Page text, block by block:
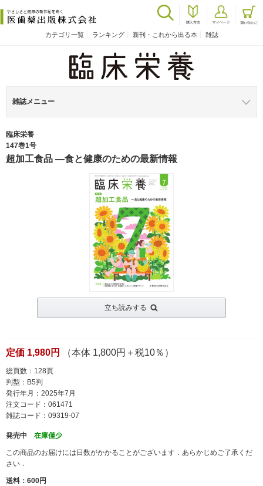
カテゴリ一覧 ランキング 新刊・これから出る本 雑誌
雑誌メニュー
臨床栄養
147巻1号
超加工食品 ―食と健康のための最新情報
立ち読みする
定価 1,980円 （本体 1,800円＋税10％）
総頁数：128頁
判型：B5判
発行年月：2025年7月
注文コード：061471
雑誌コード：09319-07
発売中 在庫僅少
この商品のお届けには日数がかかることがございます．あらかじめご了承くだ
さい．
送料：600円